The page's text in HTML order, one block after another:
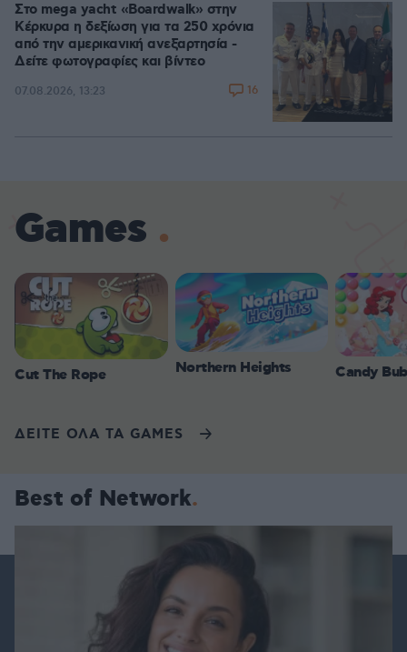
Στο mega yacht «Boardwalk» στην
Κέρκυρα η δεξίωση για τα 250 χρόνια
από την αμερικανική ανεξαρτησία -
Δείτε φωτογραφίες και βίντεο
07.08.2026, 13:23 16
Games
Cut The Rope Northern Heights Candy
ΔΕΙΤΕ ΟΛΑ ΤΑ GAMES
Best of Network